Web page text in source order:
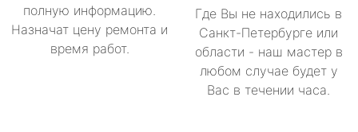
полную информацию.
Назначат цену ремонта и
время работ.
Где Вы не находились в
Санкт-Петербурге или
области - наш мастер в
любом случае будет у
Вас в течении часа.